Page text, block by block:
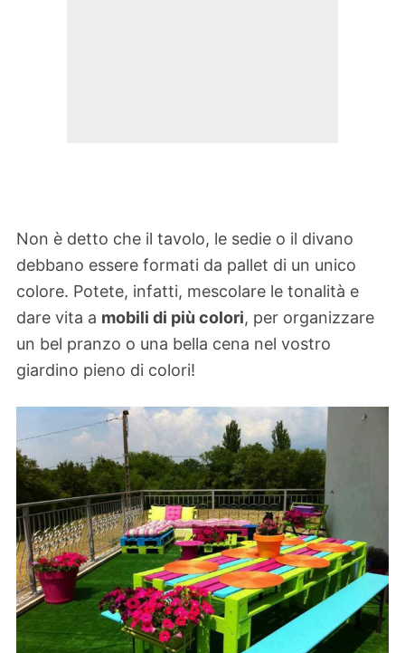
Non è detto che il tavolo, le sedie o il divano
debbano essere formati da pallet di un unico
colore. Potete, infatti, mescolare le tonalità e
dare vita a mobili di più colori, per organizzare
un bel pranzo o una bella cena nel vostro
giardino pieno di colori!